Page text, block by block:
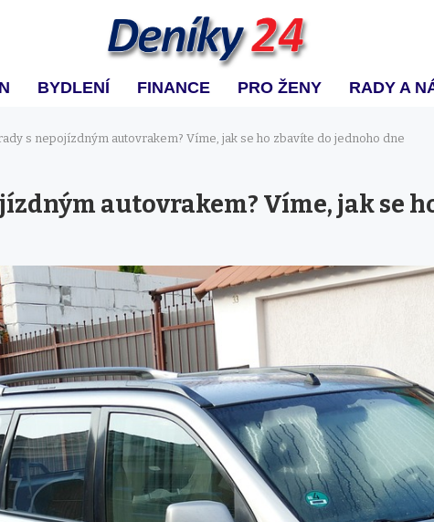
BYDLENÍ FINANCE PRO ŽENY RADY A
s nepojízdným autovrakem? Víme, jak se ho zbavíte do jednoho dne
autovrakem? Víme, jak se